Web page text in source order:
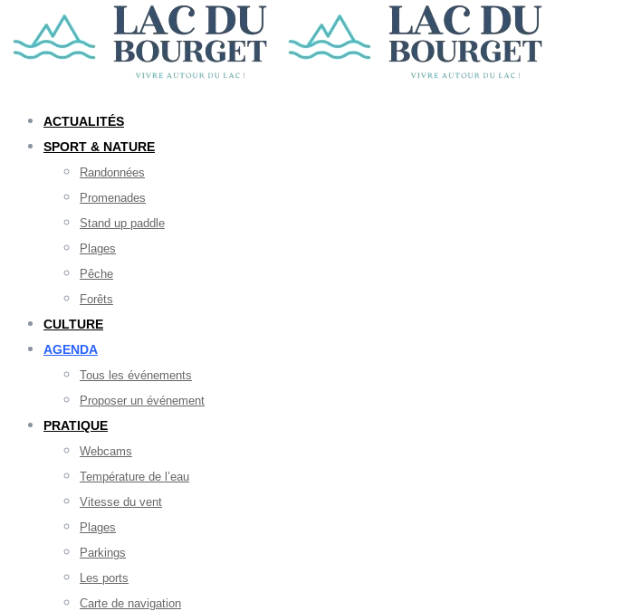
ACTUALITÉS
SPORT & NATURE
Randonnées
Promenades
Stand up paddle
Plages
Pêche
Forêts
CULTURE
AGENDA
Tous les événements
Proposer un événement
PRATIQUE
Webcams
Température de l’eau
Vitesse du vent
Plages
Parkings
Les ports
Carte de navigation